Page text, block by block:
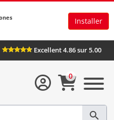
Installer
Excellent 4.86 sur
0